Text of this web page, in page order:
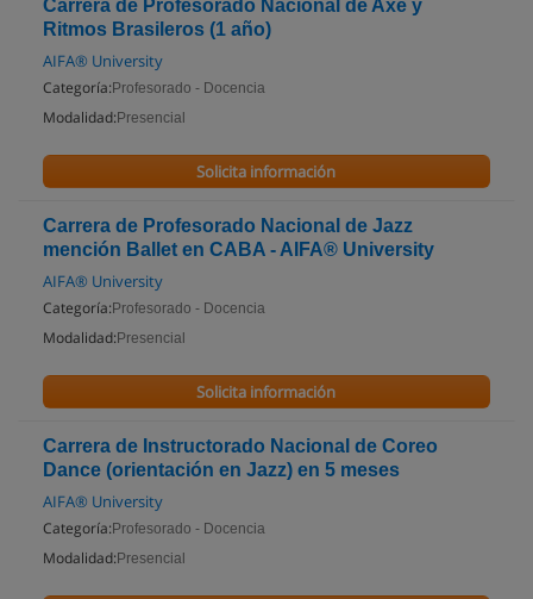
Carrera de Profesorado Nacional de Axe y
Ritmos Brasileros (1 año)
AIFA® University
Categoría: Profesorado - Docencia
Modalidad: Presencial
Solicita información
Carrera de Profesorado Nacional de Jazz
mención Ballet en CABA - AIFA® University
AIFA® University
Categoría: Profesorado - Docencia
Modalidad: Presencial
Solicita información
Carrera de Instructorado Nacional de Coreo
Dance (orientación en Jazz) en 5 meses
AIFA® University
Categoría: Profesorado - Docencia
Modalidad: Presencial